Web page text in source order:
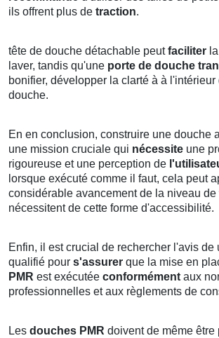
ils offrent plus de traction.
tête de douche détachable peutfaciliter
laver, tandis qu'une porte de douche
bonifier, développer la clarté à à
douche.
En en conclusion, construire une douche
une mission cruciale qui nécessite une
rigoureuse et une perception de
lorsque exécuté comme il faut, cela peut
considérable avancement de la niveau
nécessitent de cette forme d'accessibilité.
Enfin, il est crucial de rechercher l'avis de
qualifié pour s'assurer que la mise en
PMR est exécutée conformément aux
professionnelles et aux règlements de
Les douches PMR doivent de même